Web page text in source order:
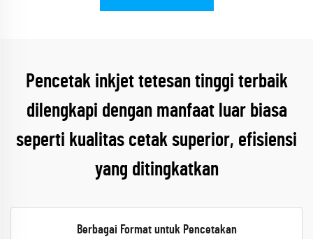
Pencetak inkjet tetesan tinggi terbaik
dilengkapi dengan manfaat luar biasa
seperti kualitas cetak superior, efisiensi
yang ditingkatkan
Berbagai Format untuk Pencetakan